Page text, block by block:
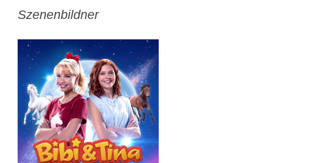
Szenenbildner